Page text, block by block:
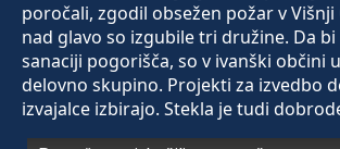
poročali, zgodil obsežen požar v
nad glavo so izgubile tri družine. Da
sanaciji pogorišča, so v ivanški občini
delovno skupino. Projekti za izvedbo
izvajalce izbirajo. Stekla je tudi